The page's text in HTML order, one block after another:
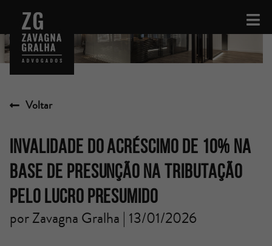
Voltar
INVALIDADE DO ACRÉSCIMO DE 10% NA
BASE DE PRESUNÇÃO NA TRIBUTAÇÃO
PELO LUCRO PRESUMIDO
por Zavagna Gralha | 13/01/2026